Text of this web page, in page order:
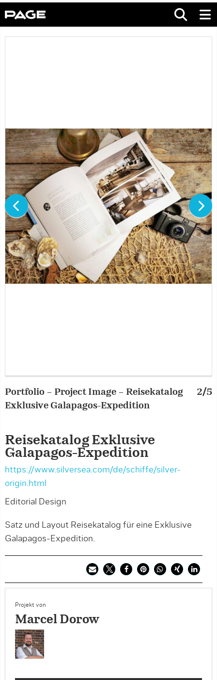
Portfolio – Project Image – Reisekatalog
Exklusive Galapagos-Expedition
2/5
Reisekatalog Exklusive
Galapagos-Expedition
https://www.silversea.com/de/schiffe/silver-
origin.html
Editorial Design
Satz und Layout Reisekatalog für eine Exklusive
Galapagos-Expedition.
Projekt von
Marcel Dorow